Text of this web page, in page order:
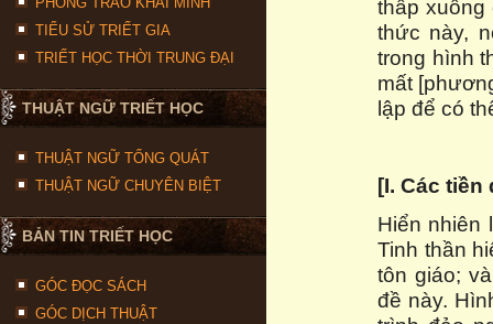
TIỂU SỬ TRIẾT GIA
TRIẾT HỌC THỜI TRUNG ĐẠI
THUẬT NGỮ TRIẾT HỌC
THUẬT NGỮ TỔNG QUÁT
THUẬT NGỮ CHUYÊN BIỆT
BẢN TIN TRIẾT HỌC
GÓC ĐỌC SÁCH
GÓC DỊCH THUẬT
thấp xuống
thức này,
trong hình
mất
lập để có
[I. Các tiền
Hiển nhiên
Tinh thần
tôn giáo;
đề này.